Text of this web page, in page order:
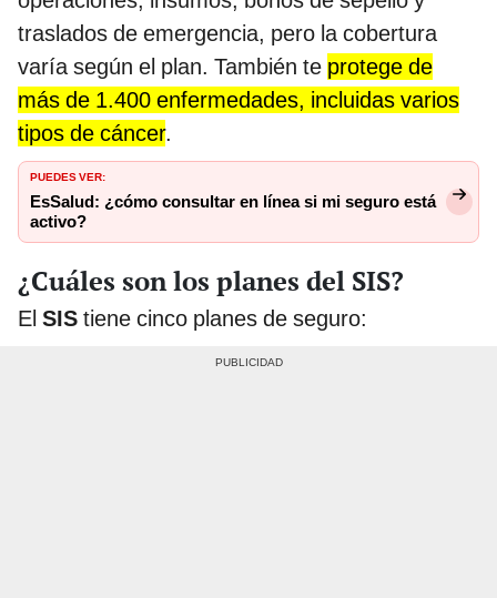
traslados de emergencia, pero la cobertura
varía según el plan. También te protege de
más de 1.400 enfermedades, incluidas varios
tipos de cáncer.
PUEDES VER:
EsSalud: ¿cómo consultar en línea si mi seguro está
activo?
¿Cuáles son los planes del SIS?
El SIS tiene cinco planes de seguro: